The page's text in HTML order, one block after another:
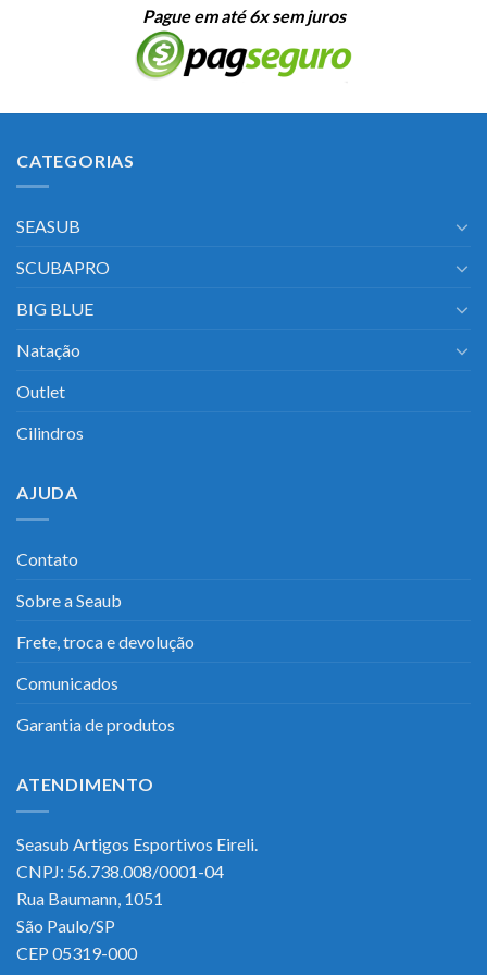
Pague em até 6x sem juros
CATEGORIAS
SEASUB
SCUBAPRO
BIG BLUE
Natação
Outlet
Cilindros
AJUDA
Contato
Sobre a Seaub
Frete, troca e devolução
Comunicados
Garantia de produtos
ATENDIMENTO
Seasub Artigos Esportivos Eireli.
CNPJ: 56.738.008/0001-04
Rua Baumann, 1051
São Paulo/SP
CEP 05319-000